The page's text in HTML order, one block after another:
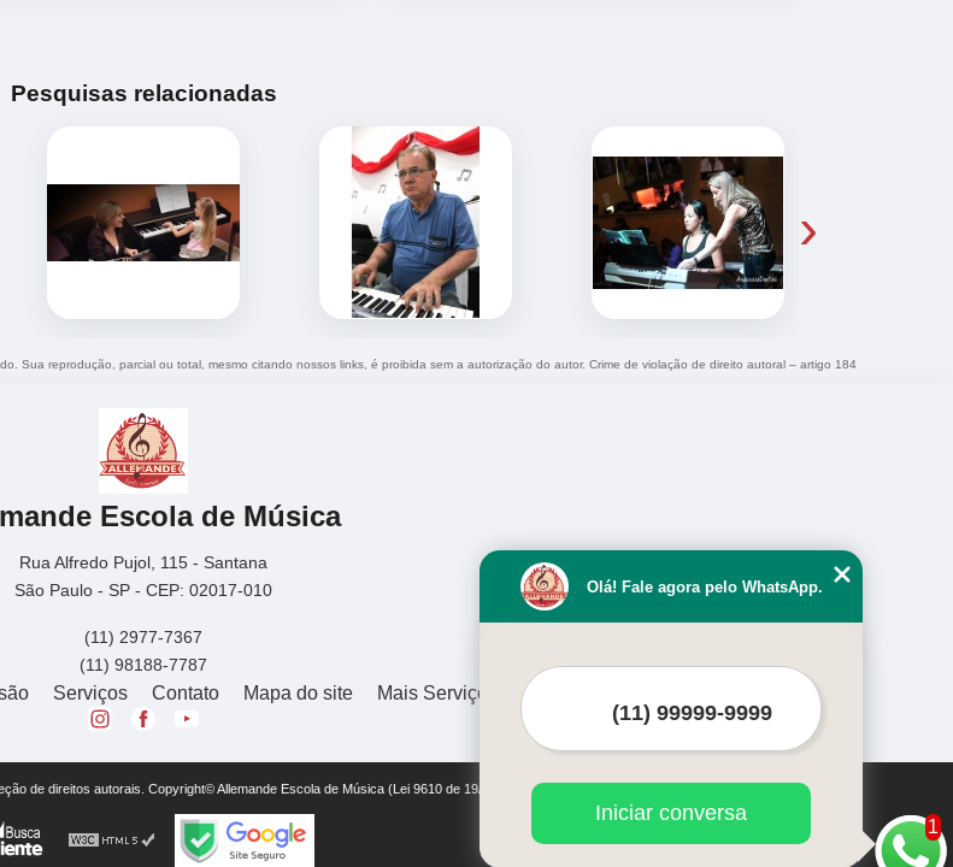
Pesquisas relacionadas
›
Sua reprodução, parcial ou total, mesmo citando nossos links, é proibida sem a autorização do autor. Crime de violação de direito autoral – artigo 184
Escola de Música
Rua Alfredo Pujol, 115 - Santana
São Paulo - SP - CEP: 02017-010
(11) 2977-7367
(11) 98188-7787
Serviços Contato Mapa do site Mais Serviços
de direitos autorais. Copyright© Allemande Escola de Música (Lei 9610 de 19/02/1998)
1
Olá! Fale agora pelo WhatsApp.
Iniciar conversa